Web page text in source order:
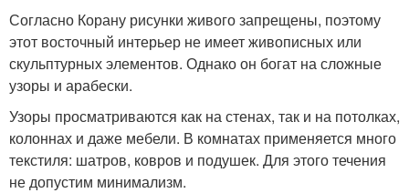
Согласно Корану рисунки живого запрещены, поэтому
этот восточный интерьер не имеет живописных или
скульптурных элементов. Однако он богат на сложные
узоры и арабески.
Узоры просматриваются как на стенах, так и на потолках,
колоннах и даже мебели. В комнатах применяется много
текстиля: шатров, ковров и подушек. Для этого течения
не допустим минимализм.